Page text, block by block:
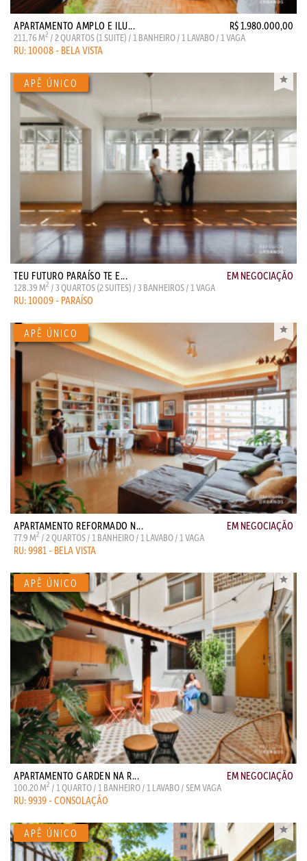
APARTAMENTO AMPLO E ILU... R$ 1.980.000,00
211,76 M2 / 2 QUARTOS (1 SUITE) / 1 BANHEIRO / 1 LAVABO / 1 VAGA
RU: 10008 - BELA VISTA
TEU FUTURO PARAÍSO TE E... EM NEGOCIAÇÃO
128.39 M2 / 3 QUARTOS (2 SUITES) / 3 BANHEIROS / 1 VAGA
RU: 10009 - PARAÍSO
APARTAMENTO REFORMADO N... EM NEGOCIAÇÃO
77.9 M2 / 2 QUARTOS / 1 BANHEIRO / 1 LAVABO / 1 VAGA
RU: 9981 - BELA VISTA
APARTAMENTO GARDEN NA R... EM NEGOCIAÇÃO
100.20 M2 / 1 QUARTO / 1 BANHEIRO / 1 LAVABO / SEM VAGA
RU: 9939 - CONSOLAÇÃO